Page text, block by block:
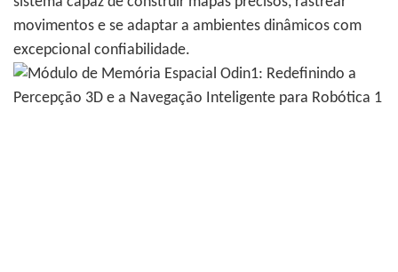
movimentos e se adaptar a ambientes dinâmicos com
excepcional confiabilidade.